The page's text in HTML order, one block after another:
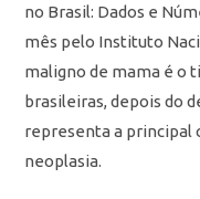
no Brasil: Dados e
mês pelo Instituto
maligno de mama é o
brasileiras, depois do
representa a principal
neoplasia.